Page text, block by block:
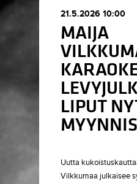
21.5.2026 10:00
MAIJA
LIPUT
Uutta
Vilkkumaa julkaisee